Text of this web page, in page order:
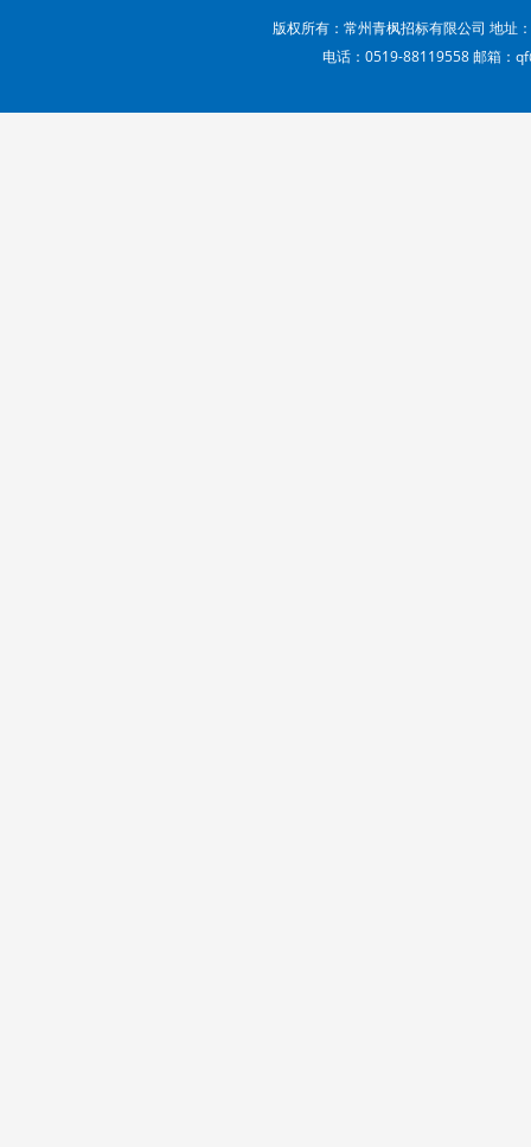
版权所有：常州青枫招标有限公司 地址
电话：0519-88119558 邮箱：